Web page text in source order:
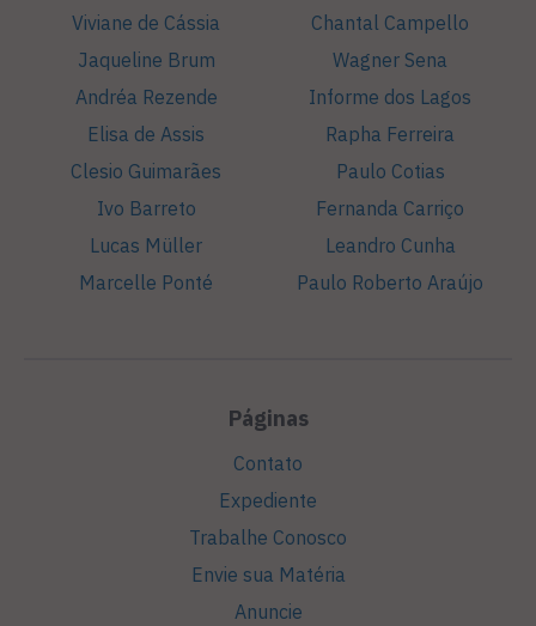
Viviane de Cássia
Jaqueline Brum
Andréa Rezende
Elisa de Assis
Clesio Guimarães
Ivo Barreto
Lucas Müller
Marcelle Ponté
Chantal Campello
Wagner Sena
Informe dos Lagos
Rapha Ferreira
Paulo Cotias
Fernanda Carriço
Leandro Cunha
Paulo Roberto Araújo
Páginas
Contato
Expediente
Trabalhe Conosco
Envie sua Matéria
Anuncie